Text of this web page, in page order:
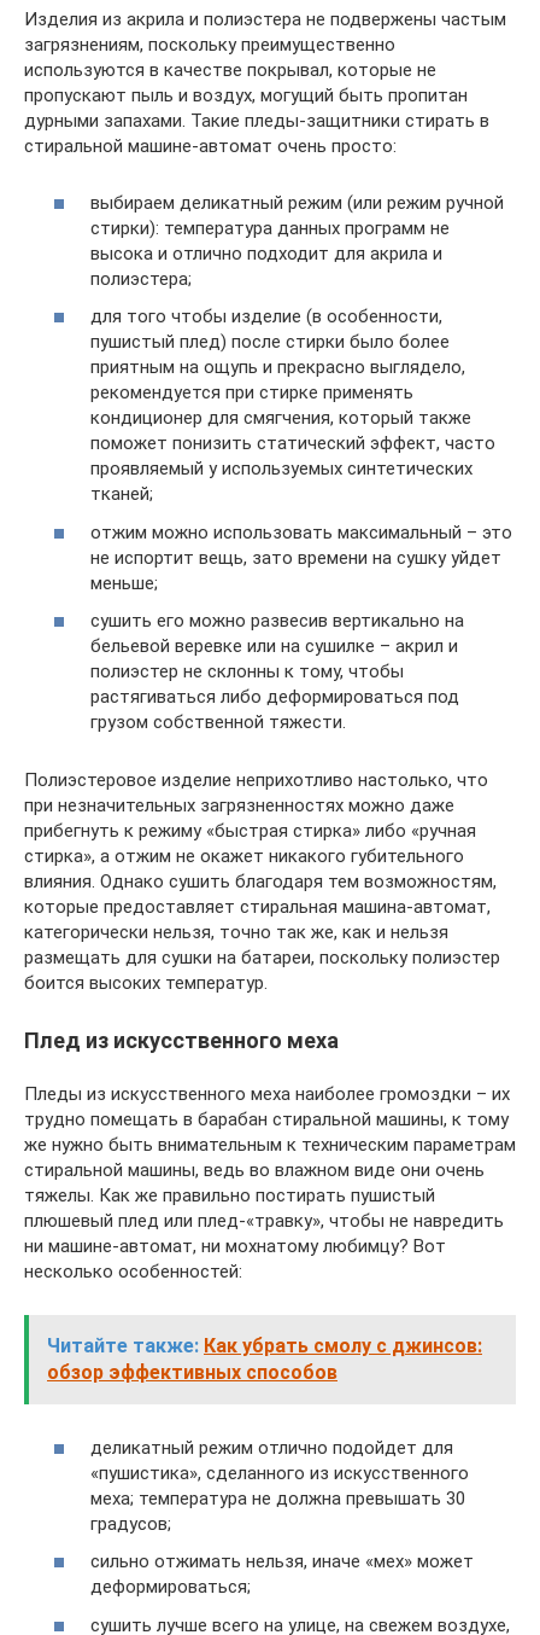
Изделия из акрила и полиэстера не подвержены частым
загрязнениям, поскольку преимущественно
используются в качестве покрывал, которые не
пропускают пыль и воздух, могущий быть пропитан
дурными запахами. Такие пледы-защитники стирать в
стиральной машине-автомат очень просто:
выбираем деликатный режим (или режим ручной
стирки): температура данных программ не
высока и отлично подходит для акрила и
полиэстера;
для того чтобы изделие (в особенности,
пушистый плед) после стирки было более
приятным на ощупь и прекрасно выглядело,
рекомендуется при стирке применять
кондиционер для смягчения, который также
поможет понизить статический эффект, часто
проявляемый у используемых синтетических
тканей;
отжим можно использовать максимальный – это
не испортит вещь, зато времени на сушку уйдет
меньше;
сушить его можно развесив вертикально на
бельевой веревке или на сушилке – акрил и
полиэстер не склонны к тому, чтобы
растягиваться либо деформироваться под
грузом собственной тяжести.
Полиэстеровое изделие неприхотливо настолько, что
при незначительных загрязненностях можно даже
прибегнуть к режиму «быстрая стирка» либо «ручная
стирка», а отжим не окажет никакого губительного
влияния. Однако сушить благодаря тем возможностям,
которые предоставляет стиральная машина-автомат,
категорически нельзя, точно так же, как и нельзя
размещать для сушки на батареи, поскольку полиэстер
боится высоких температур.
Плед из искусственного меха
Пледы из искусственного меха наиболее громоздки – их
трудно помещать в барабан стиральной машины, к тому
же нужно быть внимательным к техническим параметрам
стиральной машины, ведь во влажном виде они очень
тяжелы. Как же правильно постирать пушистый
плюшевый плед или плед-«травку», чтобы не навредить
ни машине-автомат, ни мохнатому любимцу? Вот
несколько особенностей:
Читайте также: Как убрать смолу с джинсов:
обзор эффективных способов
деликатный режим отлично подойдет для
«пушистика», сделанного из искусственного
меха; температура не должна превышать 30
градусов;
сильно отжимать нельзя, иначе «мех» может
деформироваться;
сушить лучше всего на улице, на свежем воздухе,